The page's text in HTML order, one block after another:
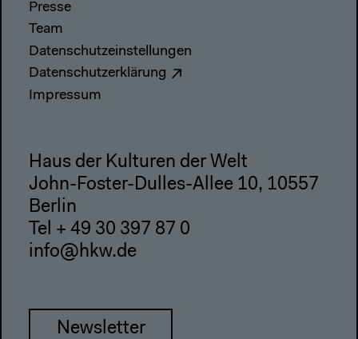
Presse
Team
Datenschutzeinstellungen
Datenschutzerklärung
Impressum
Haus der Kulturen der Welt
John-Foster-Dulles-Allee 10, 10557
Berlin
Tel + 49 30 397 87 0
info@hkw.de
Newsletter